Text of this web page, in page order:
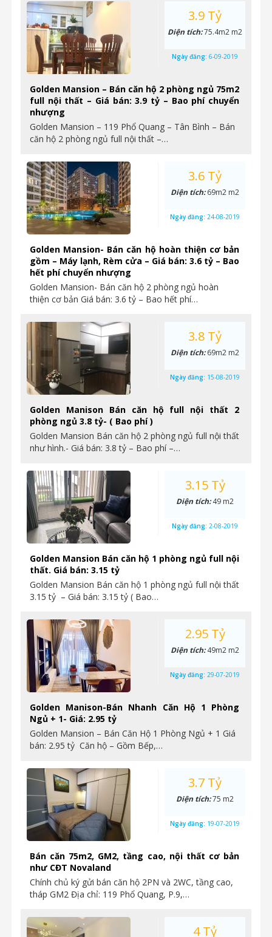
Golden Mansion – Bán căn hộ 2 phòng ngủ 75m2
full nội thất – Giá bán: 3.9 tỷ – Bao phí chuyển
nhượng
Golden Mansion – 119 Phổ Quang – Tân Bình – Bán
căn hộ 2 phòng ngủ full nội thất –…
3.9 Tỷ
Diện tích:75.4m2 m2
Ngày đăng: 6-09-2019
Golden Mansion- Bán căn hộ hoàn thiện cơ bản
gồm – Máy lạnh, Rèm cửa – Giá bán: 3.6 tỷ – Bao
hết phí chuyển nhượng
Golden Mansion- Bán căn hộ 2 phòng ngủ hoàn
thiện cơ bản Giá bán: 3.6 tỷ – Bao hết phí…
3.6 Tỷ
Diện tích:69m2 m2
Ngày đăng: 24-08-2019
Golden Manison Bán căn hộ full nội thất 2
phòng ngủ 3.8 tỷ- ( Bao phí )
Golden Mansion Bán căn hộ 2 phòng ngủ full nội thất
như hình.- Giá bán: 3.8 tỷ – Bao phí –…
3.8 Tỷ
Diện tích:69m2 m2
Ngày đăng: 15-08-2019
Golden Mansion Bán căn hộ 1 phòng ngủ full nội
thất. Giá bán: 3.15 tỷ
Golden Mansion Bán căn hộ 1 phòng ngủ full nội thất
3.15 tỷ – Giá bán: 3.15 tỷ ( Bao…
3.15 Tỷ
Diện tích:49 m2
Ngày đăng: 2-08-2019
Golden Manison-Bán Nhanh Căn Hộ 1 Phòng
Ngủ + 1- Giá: 2.95 tỷ
Golden Mansion – Bán Căn Hộ 1 Phòng Ngủ + 1 Giá
bán: 2.95 tỷ Căn hộ – Gồm Bếp,…
2.95 Tỷ
Diện tích:49m2 m2
Ngày đăng: 29-07-2019
Bán căn 75m2, GM2, tầng cao, nội thất cơ bản
như CĐT Novaland
Chính chủ ký gửi bán căn hộ 2PN và 2WC, tầng cao,
tháp GM2 Địa chỉ: 119 Phổ Quang, P.9,…
3.7 Tỷ
Diện tích:75 m2
Ngày đăng: 19-07-2019
4 Tỷ